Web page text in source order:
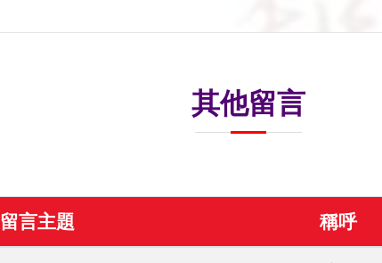
其他留言
留言主題 稱呼